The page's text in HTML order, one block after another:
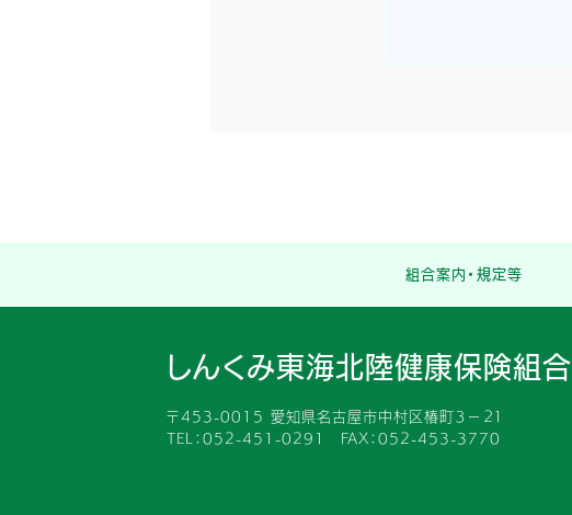
組合案内・規定等
しんくみ東海北陸健康保険組合
〒453-0015 愛知県名古屋市中村区椿町３−２１
TEL：052-451-0291 FAX：052-453-3770